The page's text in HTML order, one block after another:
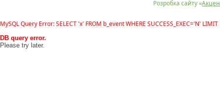
Розробка сайту «
MySQL Query Error: SELECT 'x' FROM b_event WHERE SUCCESS_EXEC='N' LIMIT
DB query error.
Please try later.